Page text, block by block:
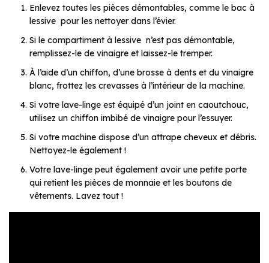
Enlevez toutes les pièces démontables, comme le bac à
lessive pour les nettoyer dans l’évier.
Si le compartiment à lessive n’est pas démontable,
remplissez-le de vinaigre et laissez-le tremper.
À l’aide d’un chiffon, d’une brosse à dents et du vinaigre
blanc, frottez les crevasses à l’intérieur de la machine.
Si votre lave-linge est équipé d’un joint en caoutchouc,
utilisez un chiffon imbibé de vinaigre pour l’essuyer.
Si votre machine dispose d’un attrape cheveux et débris.
Nettoyez-le également !
Votre lave-linge peut également avoir une petite porte
qui retient les pièces de monnaie et les boutons de
vêtements. Lavez tout !